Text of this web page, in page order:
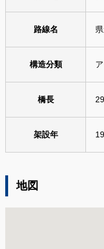
路線名
構造分類
橋長
架設年
地図